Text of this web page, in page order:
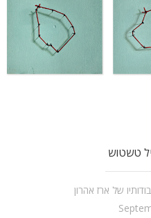
טשטוש
של ארז אהרון